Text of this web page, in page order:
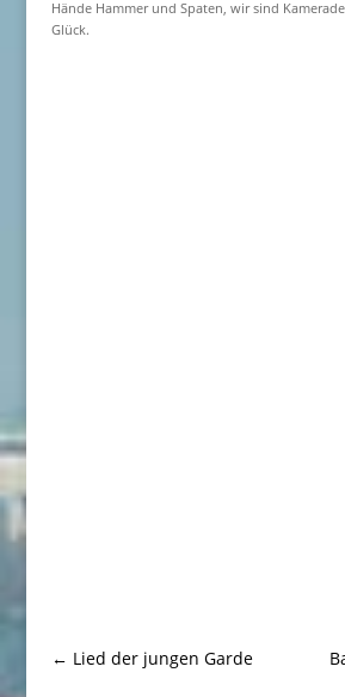
Hände Hammer und Spaten, wir sind
Glück.
← Lied der jungen Garde